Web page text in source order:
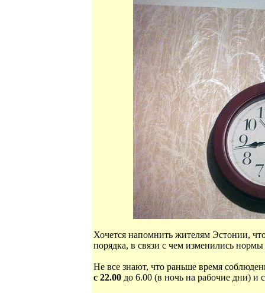
Хочется напомнить жителям Эстонии,
порядка, в связи с чем изменились
Не все знают, что раньше время
с 22.00 до 6.00 (в ночь на рабочие дни) и